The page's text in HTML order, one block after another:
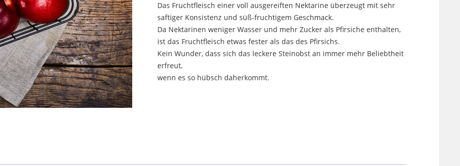
Das Fruchtfleisch einer voll ausgereiften Nektarine überzeugt mit sehr
saftiger Konsistenz und süß-fruchtigem Geschmack.
Da Nektarinen weniger Wasser und mehr Zucker als Pfirsiche enthalten,
ist das Fruchtfleisch etwas fester als das des Pfirsichs.
Kein Wunder, dass sich das leckere Steinobst an immer mehr Beliebtheit
erfreut,
wenn es so hübsch daherkommt.